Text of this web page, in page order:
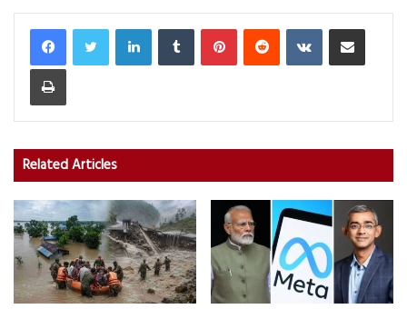
LinkedInTumblr PinterestReddit VKontakteShare via Email
Print
Related Articles